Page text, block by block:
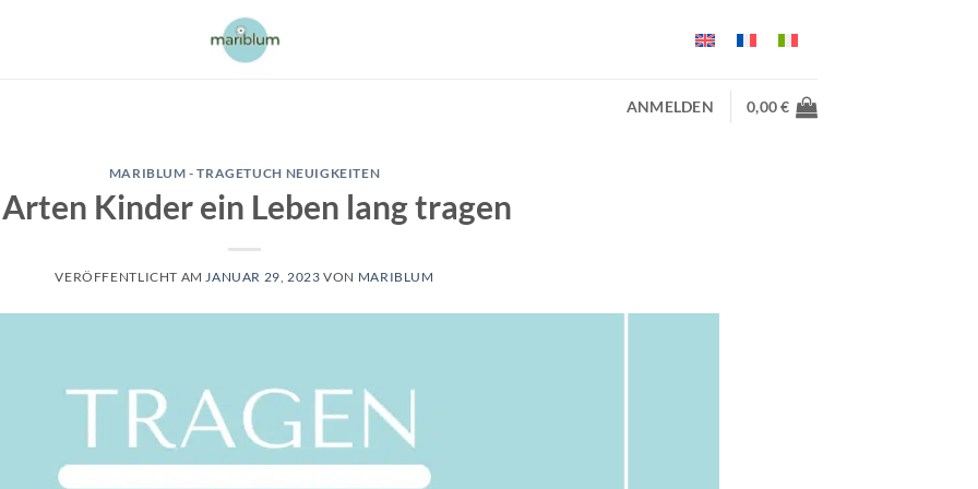
ANMELDEN 0,00€
MARIBLUM - TRAGETUCH NEUIGKEITEN
Kinder ein Leben lang tragen
VERÖFFENTLICHT AM JANUAR 29, 2023 VON MARIBLUM